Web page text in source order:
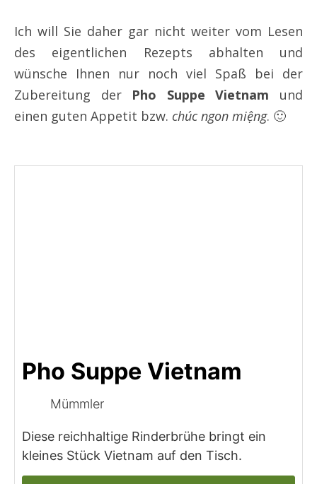
Ich will Sie daher gar nicht weiter vom Lesen
des eigentlichen Rezepts abhalten und
wünsche Ihnen nur noch viel Spaß bei der
Zubereitung der Pho Suppe Vietnam und
einen guten Appetit bzw. chúc ngon miệng. 🙂
Pho Suppe Vietnam
Mümmler
Diese reichhaltige Rinderbrühe bringt ein
kleines Stück Vietnam auf den Tisch.